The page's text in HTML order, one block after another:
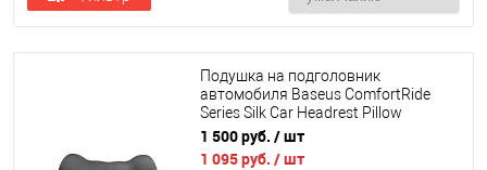
Подушка на подголовник
автомобиля Baseus ComfortRide
Series Silk Car Headrest Pillow
(C20036400311-00, C20036400111-
1 500 руб. / шт
1 095 руб. / шт